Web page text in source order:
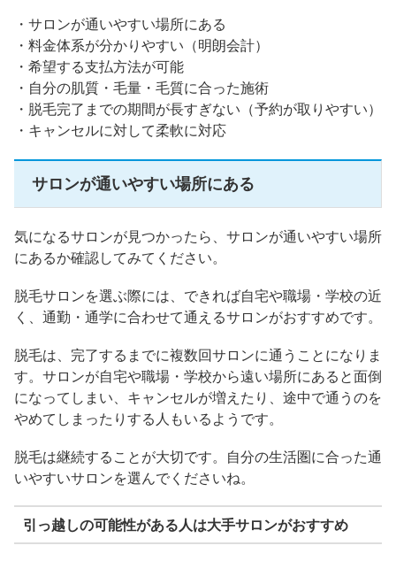
・サロンが通いやすい場所にある
・料金体系が分かりやすい（明朗会計）
・希望する支払方法が可能
・自分の肌質・毛量・毛質に合った施術
・脱毛完了までの期間が長すぎない（予約が取りやすい）
・キャンセルに対して柔軟に対応
サロンが通いやすい場所にある
気になるサロンが見つかったら、サロンが通いやすい場所
にあるか確認してみてください。
脱毛サロンを選ぶ際には、できれば自宅や職場・学校の近
く、通勤・通学に合わせて通えるサロンがおすすめです。
脱毛は、完了するまでに複数回サロンに通うことになりま
す。サロンが自宅や職場・学校から遠い場所にあると面倒
になってしまい、キャンセルが増えたり、途中で通うのを
やめてしまったりする人もいるようです。
脱毛は継続することが大切です。自分の生活圏に合った通
いやすいサロンを選んでくださいね。
引っ越しの可能性がある人は大手サロンがおすすめ